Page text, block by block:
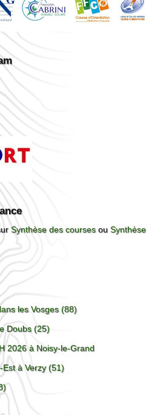
Synthèse des coursesouSynthèse
les Vosges (88)
Doubs (25)
2026 à Noisy-le-Grand
Est à Verzy (51)